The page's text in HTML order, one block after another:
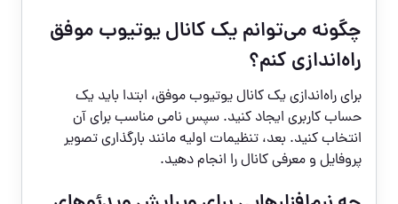
چگونه می‌توانم یک کانال یوتیوب موفق
راه‌اندازی کنم؟
برای راه‌اندازی یک کانال یوتیوب موفق، ابتدا باید یک
حساب کاربری ایجاد کنید. سپس نامی مناسب برای آن
انتخاب کنید. بعد، تنظیمات اولیه مانند بارگذاری تصویر
پروفایل و معرفی کانال را انجام دهید.